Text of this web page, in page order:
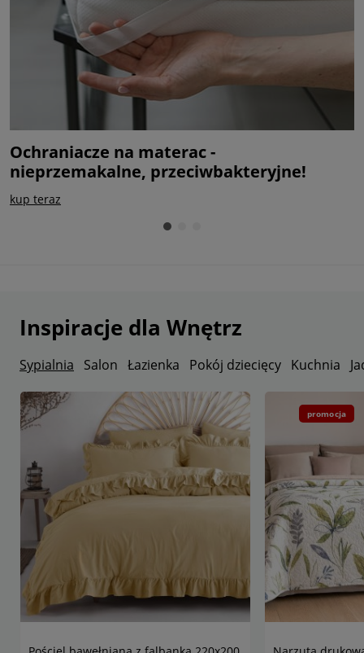
Ochraniacze na materac -
nieprzemakalne, przeciwbakteryjne!
kup teraz
Inspiracje dla Wnętrz
Sypialnia Salon Łazienka Pokój dziecięcy Kuchnia
promocja